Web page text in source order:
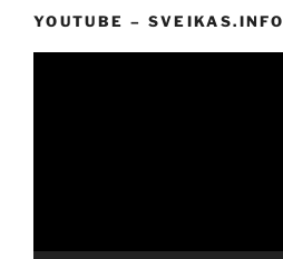
YOUTUBE – SVEIKAS.INFO